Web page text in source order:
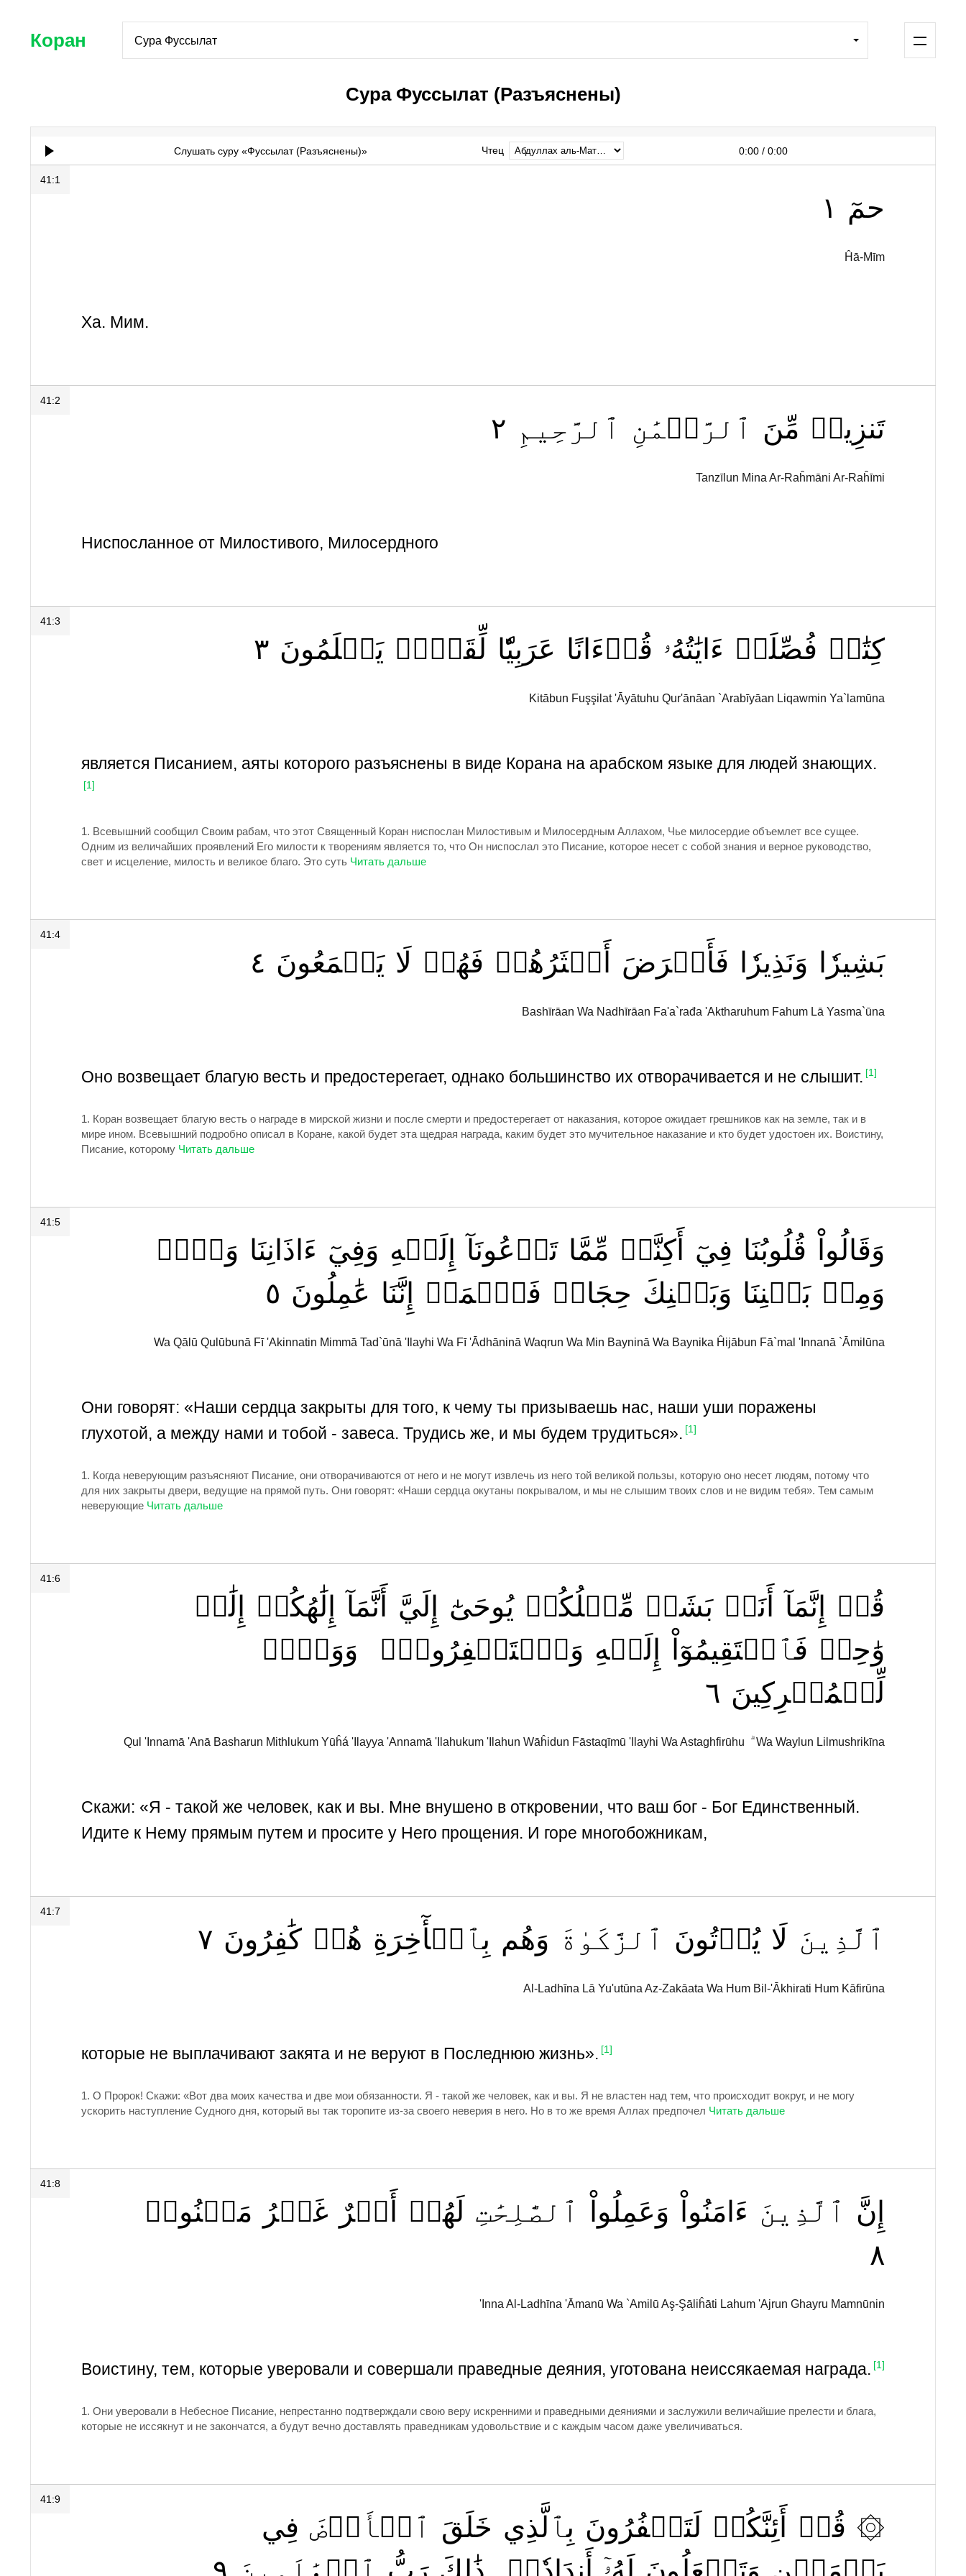
Коран Сура Фуссылат
Сура Фуссылат (Разъяснены)
Слушать суру «Фуссылат (Разъяснены)» Чтец 0:00 / 0:00
41:1
حمٓ ١
Ĥā-Mīm
Ха. Мим.
41:2
تَنزِيلٞ مِّنَ ٱلرَّحۡمَٰنِ ٱلرَّحِيمِ ٢
Tanzīlun Mina Ar-Raĥmāni Ar-Raĥīmi
Ниспосланное от Милостивого, Милосердного
41:3
كِتَٰبٞ فُصِّلَتۡ ءَايَٰتُهُۥ قُرۡءَانًا عَرَبِيّٗا لِّقَوۡمٖ يَعۡلَمُونَ ٣
Kitābun Fuşşilat 'Āyātuhu Qur'ānāan `Arabīyāan Liqawmin Ya`lamūna
является Писанием, аяты которого разъяснены в виде Корана на арабском языке для людей знающих.
[1]
1. Всевышний сообщил Своим рабам, что этот Священный Коран ниспослан Милостивым и Милосердным Аллахом, Чье милосердие объемлет все сущее.
Одним из величайших проявлений Его милости к творениям является то, что Он ниспослал это Писание, которое несет с собой знания и верное руководство,
свет и исцеление, милость и великое благо. Это суть
41:4
بَشِيرٗا وَنَذِيرٗا فَأَعۡرَضَ أَكۡثَرُهُمۡ فَهُمۡ لَا يَسۡمَعُونَ ٤
Bashīrāan Wa Nadhīrāan Fa'a`rađa 'Aktharuhum Fahum Lā Yasma`ūna
Оно возвещает благую весть и предостерегает, однако большинство их отворачивается и не слышит. [1]
1. Коран возвещает благую весть о награде в мирской жизни и после смерти и предостерегает от наказания, которое ожидает грешников как на земле, так и в
мире ином. Всевышний подробно описал в Коране, какой будет эта щедрая награда, каким будет это мучительное наказание и кто будет удостоен их. Воистину,
Писание, которому
41:5
وَقَالُواْ قُلُوبُنَا فِيٓ أَكِنَّةٖ مِّمَّا تَدۡعُونَآ إِلَيۡهِ وَفِيٓ ءَاذَانِنَا وَقۡرٞ
وَمِنۢ بَيۡنِنَا وَبَيۡنِكَ حِجَابٞ فَٱعۡمَلۡ إِنَّنَا عَٰمِلُونَ ٥
Wa Qālū Qulūbunā Fī 'Akinnatin Mimmā Tad`ūnā 'Ilayhi Wa Fī 'Ādhāninā Waqrun Wa Min Bayninā Wa Baynika Ĥijābun Fā`mal 'Innanā `Āmilūna
Они говорят: «Наши сердца закрыты для того, к чему ты призываешь нас, наши уши поражены
глухотой, а между нами и тобой - завеса. Трудись же, и мы будем трудиться». [1]
1. Когда неверующим разъясняют Писание, они отворачиваются от него и не могут извлечь из него той великой пользы, которую оно несет людям, потому что
для них закрыты двери, ведущие на прямой путь. Они говорят: «Наши сердца окутаны покрывалом, и мы не слышим твоих слов и не видим тебя». Тем самым
неверующие
41:6
قُلۡ إِنَّمَآ أَنَا۠ بَشَرٞ مِّثۡلُكُمۡ يُوحَىٰٓ إِلَيَّ أَنَّمَآ إِلَٰهُكُمۡ
إِلَٰهٞ
وَٰحِدٞ فَٱسۡتَقِيمُوٓاْ إِلَيۡهِ وَٱسۡتَغۡفِرُوهُۗ
وَوَيۡلٞ
لِّلۡمُشۡرِكِينَ ٦
Qul 'Innamā 'Anā Basharun Mithlukum Yūĥá 'Ilayya 'Annamā 'Ilahukum 'Ilahun Wāĥidun Fāstaqīmū 'Ilayhi Wa Astaghfirūhu ۗ Wa Waylun Lilmushrikīna
Скажи: «Я - такой же человек, как и вы. Мне внушено в откровении, что ваш бог - Бог Единственный.
Идите к Нему прямым путем и просите у Него прощения. И горе многобожникам,
41:7
ٱلَّذِينَ لَا يُؤۡتُونَ ٱلزَّكَوٰةَ وَهُم بِٱلۡأٓخِرَةِ هُمۡ كَٰفِرُونَ ٧
Al-Ladhīna Lā Yu'utūna Az-Zakāata Wa Hum Bil-'Ākhirati Hum Kāfirūna
которые не выплачивают закята и не веруют в Последнюю жизнь». [1]
1. О Пророк! Скажи: «Вот два моих качества и две мои обязанности. Я - такой же человек, как и вы. Я не властен над тем, что происходит вокруг, и не могу
ускорить наступление Судного дня, который вы так торопите из-за своего неверия в него. Но в то же время Аллах предпочел
41:8
إِنَّ ٱلَّذِينَ ءَامَنُواْ وَعَمِلُواْ ٱلصَّٰلِحَٰتِ لَهُمۡ أَجۡرٌ غَيۡرُ مَمۡنُونٖ
٨
'Inna Al-Ladhīna 'Āmanū Wa `Amilū Aş-Şāliĥāti Lahum 'Ajrun Ghayru Mamnūnin
Воистину, тем, которые уверовали и совершали праведные деяния, уготована неиссякаемая награда. [1]
1. Они уверовали в Небесное Писание, непрестанно подтверждали свою веру искренними и праведными деяниями и заслужили величайшие прелести и блага,
которые не иссякнут и не закончатся, а будут вечно доставлять праведникам удовольствие и с каждым часом даже увеличиваться.
41:9
۞ قُلۡ أَئِنَّكُمۡ لَتَكۡفُرُونَ بِٱلَّذِي خَلَقَ ٱلۡأَرۡضَ فِي